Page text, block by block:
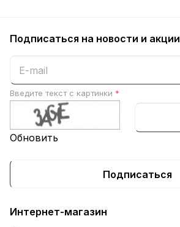
Подписаться на новости и акции
Введите текст с картинки *
Обновить
Подписаться
Интернет-магазин